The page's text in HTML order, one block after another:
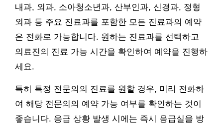
내과, 외과, 소아청소년과, 산부인과, 신경과, 정형
외과 등 주요 진료과를 포함한 모든 진료과의 예약
은 전화로 가능합니다. 원하는 진료과를 선택하고
의료진의 진료 가능 시간을 확인하여 예약을 진행하
세요.
특히 특정 전문의의 진료를 원할 경우, 미리 전화하
여 해당 전문의의 예약 가능 여부를 확인하는 것이
좋습니다. 응급 상황 발생 시에는 즉시 응급실을 방